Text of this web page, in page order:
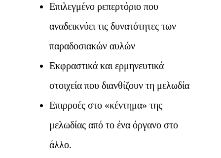
Επιλεγμένο ρεπερτόριο που
αναδεικνύει τις δυνατότητες των
παραδοσιακών αυλών
Εκφραστικά και ερμηνευτικά
στοιχεία που διανθίζουν τη μελωδία
Επιρροές στο «κέντημα» της
μελωδίας από το ένα όργανο στο
άλλο.